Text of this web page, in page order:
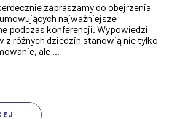
zapraszamy do obejrzenia
najważniejsze
podczas konferencji. Wypowiedzi
z różnych dziedzin stanowią nie tylko
ale ...